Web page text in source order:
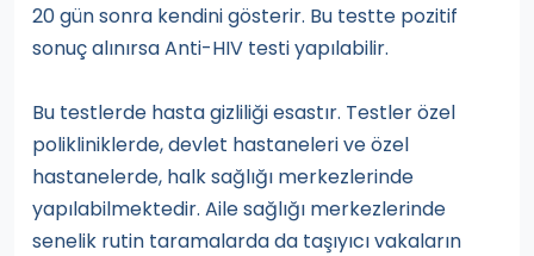
20 gün sonra kendini gösterir. Bu testte pozitif
sonuç alınırsa Anti-HIV testi yapılabilir.
Bu testlerde hasta gizliliği esastır. Testler özel
polikliniklerde, devlet hastaneleri ve özel
hastanelerde, halk sağlığı merkezlerinde
yapılabilmektedir. Aile sağlığı merkezlerinde
senelik rutin taramalarda da taşıyıcı vakaların